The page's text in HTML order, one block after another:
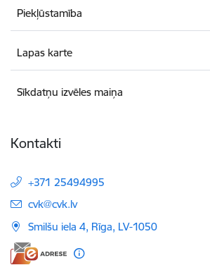
Piekļūstamība
Lapas karte
Sīkdatņu izvēles maiņa
Kontakti
+371 25494995
E-pasts:
cvk@cvk.lv
Smilšu iela 4, Rīga, LV-1050